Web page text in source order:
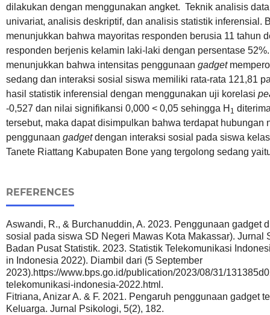
dilakukan dengan menggunakan angket. Teknik analisis
univariat, analisis deskriptif, dan analisis statistik
menunjukkan bahwa mayoritas responden berusia 11 tahun
responden berjenis kelamin laki-laki dengan persentase
menunjukkan bahwa intensitas penggunaan gadget
sedang dan interaksi sosial siswa memiliki rata-rata 121,81
hasil statistik inferensial dengan menggunakan uji korelasi
-0,527 dan nilai signifikansi 0,000 < 0,05 sehingga H 1
tersebut, maka dapat disimpulkan bahwa terdapat hubungan
penggunaan gadgetdengan interaksi sosial pada siswa
Tanete Riattang Kabupaten Bone yang tergolong sedang
REFERENCES
Aswandi, R., & Burchanuddin, A. 2023. Penggunaan gadget
sosial pada siswa SD Negeri Mawas Kota Makassar). Jurnal
Badan Pusat Statistik. 2023. Statistik Telekomunikasi
in Indonesia 2022). Diambil dari (5 September
2023).https://www.bps.go.id/publication/2023/08/31/
telekomunikasi-indonesia-2022.html.
Fitriana, Anizar A. & F. 2021. Pengaruh penggunaan gadget
Keluarga. Jurnal Psikologi, 5(2), 182.